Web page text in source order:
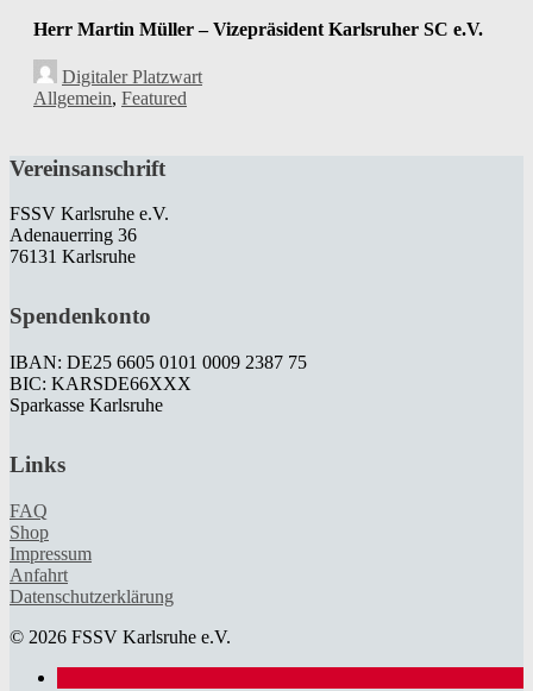
Herr Martin Müller –Vizepräsident Karlsruher SC e.V.
Digitaler Platzwart
Allgemein, Featured
Vereinsanschrift
FSSV Karlsruhe e.V.
Adenauerring 36
76131 Karlsruhe
Spendenkonto
IBAN: DE25 6605 0101 0009 2387 75
BIC: KARSDE66XXX
Sparkasse Karlsruhe
Links
FAQ
Shop
Impressum
Anfahrt
Datenschutzerklärung
© 2026 FSSV Karlsruhe e.V.